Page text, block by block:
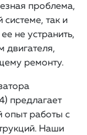
проблема,
так и
не устранить,
двигателя,
ремонту.
предлагает
опыт работы с
Наши